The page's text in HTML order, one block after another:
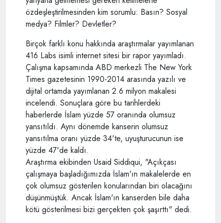
özdeşleştirilmesinden kim sorumlu: Basın? Sosyal
medya? Filmler? Devletler?
Birçok farklı konu hakkında araştırmalar yayımlanan
416 Labs isimli internet sitesi bir rapor yayımladı.
Çalışma kapsamında ABD merkezli The New York
Times gazetesinin 1990-2014 arasında yazılı ve
dijital ortamda yayımlanan 2.6 milyon makalesi
incelendi. Sonuçlara göre bu tarihlerdeki
haberlerde İslam yüzde 57 oranında olumsuz
yansıtıldı. Aynı dönemde kanserin olumsuz
yansıtılma oranı yüzde 34'te, uyuşturucunun ise
yüzde 47'de kaldı.
Araştırma ekibinden Usaid Siddiqui, "Açıkçası
çalışmaya başladığımızda İslam'ın makalelerde en
çok olumsuz gösterilen konularından biri olacağını
düşünmüştük. Ancak İslam'ın kanserden bile daha
kötü gösterilmesi bizi gerçekten çok şaşırttı" dedi.